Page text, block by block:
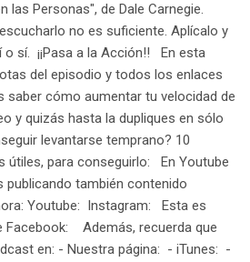
las Personas", de Dale Carnegie.
no es suficiente. Aplícalo y
sí. ¡¡Pasa a la Acción!! En esta
del episodio y todos los enlaces
cómo aumentar tu velocidad de
y quizás hasta la dupliques en sólo
levantarse temprano? 10
útiles, para conseguirlo: En Youtube
también contenido
Youtube: Instagram: Esta es
Facebook: Además, recuerda que
en: - Nuestra página: - iTunes: -